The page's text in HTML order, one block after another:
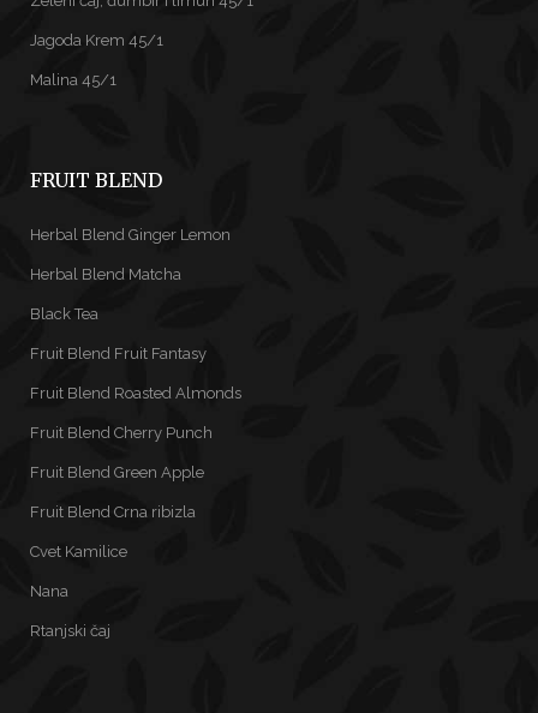
Jagoda Krem 45/1
Malina 45/1
FRUIT BLEND
Herbal Blend Ginger Lemon
Herbal Blend Matcha
Black Tea
Fruit Blend Fruit Fantasy
Fruit Blend Roasted Almonds
Fruit Blend Cherry Punch
Fruit Blend Green Apple
Fruit Blend Crna ribizla
Cvet Kamilice
Nana
Rtanjski čaj